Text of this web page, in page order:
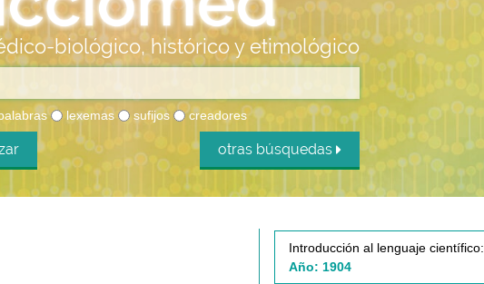
biológico, histórico y etimológico
lexemas sufijos creadores
otras búsquedas
Introducción al lenguaje científico:
Año: 1904